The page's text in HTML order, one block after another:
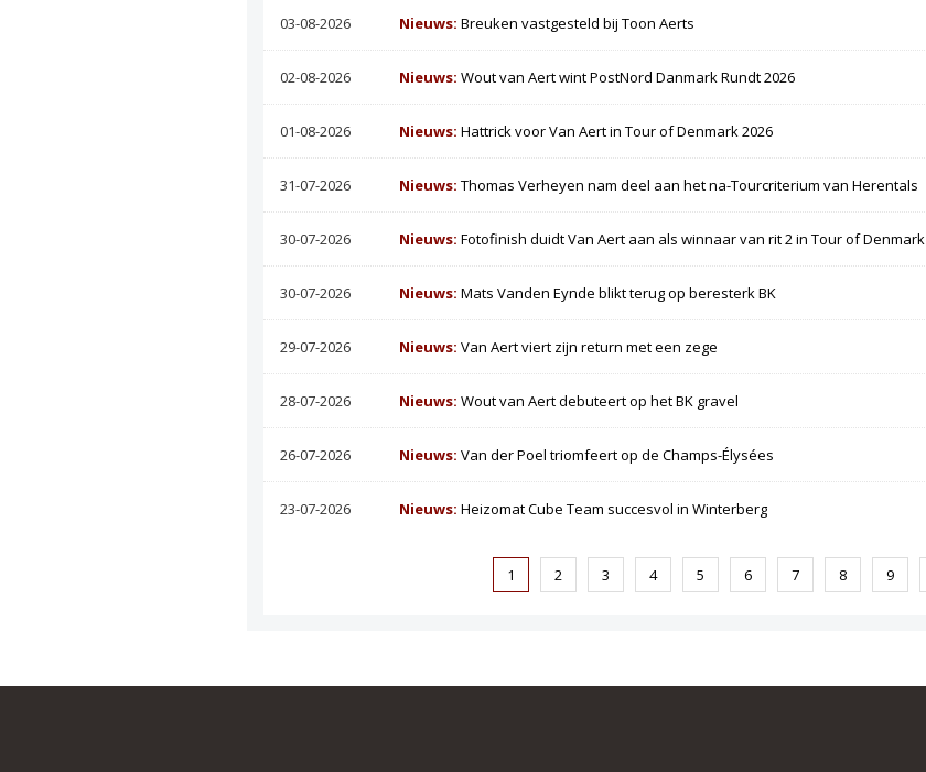
03-08-2026 Nieuws:Breuken vastgesteld bij Toon Aerts
02-08-2026 Nieuws:Wout van Aert wint PostNord Danmark Rundt 2026
01-08-2026 Nieuws:Hattrick voor Van Aert in Tour of Denmark 2026
31-07-2026 Nieuws:Thomas Verheyen nam deel aan het na-Tourcriterium van Herentals
30-07-2026 Nieuws:Fotofinish duidt Van Aert aan als winnaar van rit 2 in Tour of Denmark
30-07-2026 Nieuws:Mats Vanden Eynde blikt terug op beresterk BK
29-07-2026 Nieuws:Van Aert viert zijn return met een zege
28-07-2026 Nieuws:Wout van Aert debuteert op het BK gravel
26-07-2026 Nieuws:Van der Poel triomfeert op de Champs-Élysées
23-07-2026 Nieuws:Heizomat Cube Team succesvol in Winterberg
1 2 3 4 5 6 7 8 9